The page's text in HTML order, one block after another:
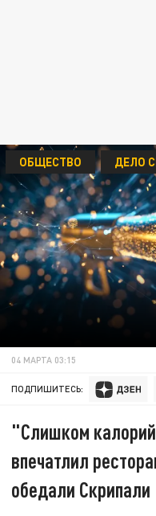
ОБЩЕСТВО ДЕЛО
04 МАРТА 03:15
ПОДПИШИТЕСЬ:
"Слишком
впечатлил
обедали Скрипали